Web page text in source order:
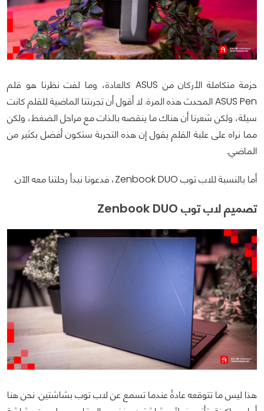
حزمة متكاملة الأركان من ASUS كالعادة، وما لفت نظرنا هو قلم
ASUS Pen المحدث هذه المرة. لا أقول أن تجربتنا الماضية للقلم كانت
سيئة، ولكن شعرنا أن هناك ما ينقصه بالذات مع مراحل الضغط، ولكن
مما نراه على علبة القلم يقول إن هذه التجربة ستكون أفضل بكثير من
الماضي.
أما بالنسبة للاب توب Zenbook DUO، فدعونا نبدأ رحلتنا معه الآن.
تصميم لاب توب Zenbook DUO
هذا ليس ما تتوقعه عادةً عندما تسمع عن لاب توب بشاشتين. نحن هنا